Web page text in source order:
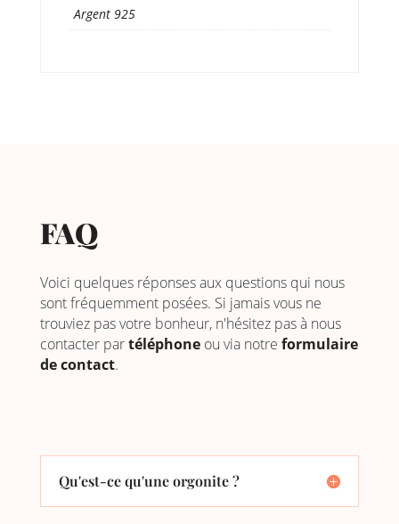
Argent 925
FAQ
Voici quelques réponses aux questions qui nous
sont fréquemment posées. Si jamais vous ne
trouviez pas votre bonheur, n'hésitez pas à nous
contacter partéléphoneou via notre formulaire
de contact.
Qu'est-ce qu'une orgonite ?